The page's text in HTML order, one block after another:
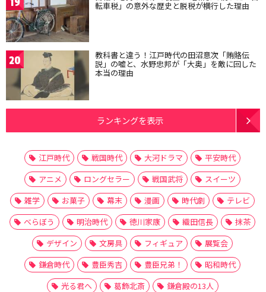
転車税」の意外な歴史と脱税が横行した理由
20 教科書と違う！江戸時代の田沼意次「賄賂伝
説」の嘘と、水野忠邦が「大奥」を敵に回した
本当の理由
ランキングを表示
江戸時代 戦国時代 大河ドラマ
平安時代
アニメ
ロングセラー 戦国武将
スイーツ
雑学
お菓子 幕末 漫画 時代劇
テレビ
べらぼう
明治時代 徳川家康 織田信長
抹茶
デザイン
文房具 フィギュア
展覧会
鎌倉時代
豊臣秀吉 豊臣兄弟！
昭和時代
光る君へ
葛飾北斎 鎌倉殿の13人